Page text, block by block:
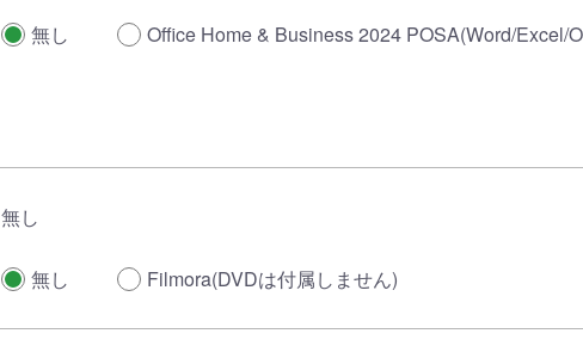
無し Office Home & Business 2024 POSA(Word/Excel/
無し
無し Filmora(DVDは付属しません)